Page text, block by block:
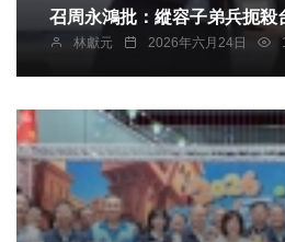
召周永鴻批：縱容子弟兵扼殺
林獻元 2026年六月24日